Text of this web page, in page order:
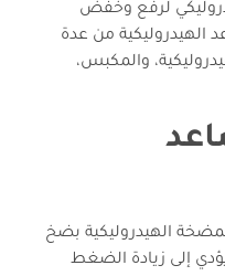
لرفع وخفض
الهيدروليكية من عدة
والمكبس،
الهيدروليكية بضخ
يؤدي إلى زيادة الضغط